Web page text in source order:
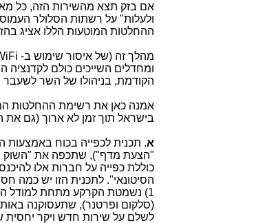
אם בזק תצא מהשירות הזה, כל
ולעלות" על רשתות הסלולר
ההחלטות המוטעות הללו אציג
ומחדלים השייכים כולם
הקודמת, בניהולו של השר לשעבר
אמנה כאן את רשימת ההחלטות
בישראל תוך זמן לא ארוך (גם את
א. תכנית לכפייה בכוח באמצעות
"הצעת מדף"), שתכפה את "השוק
הסיטונאי". לתכנית הזו יש כמה
(סלקום ופרטנר), שתעסוקנה